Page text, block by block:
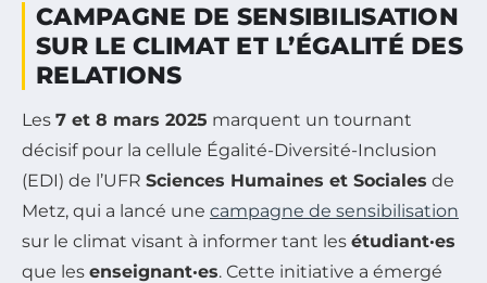
CAMPAGNE DE SENSIBILISATION
SUR LE CLIMAT ET L’ÉGALITÉ DES
RELATIONS
Les 7 et 8 mars 2025 marquent un tournant
décisif pour la cellule Égalité-Diversité-Inclusion
(EDI) de l’UFR Sciences Humaines et Sociales de
Metz, qui a lancé une campagne de sensibilisation
sur le climat visant à informer tant les étudiant·es
que les enseignant·es. Cette initiative a émergé